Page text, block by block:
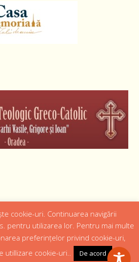
Web Design 4Us Consulting |
Media
Cateheza
Politică confidențialitate
cookie-uri. Continuarea navigării
pentru utilizarea lor. Pentru mai multe
preferințelor privind cookie-uri,
utillizare cookie-uri..
De acord